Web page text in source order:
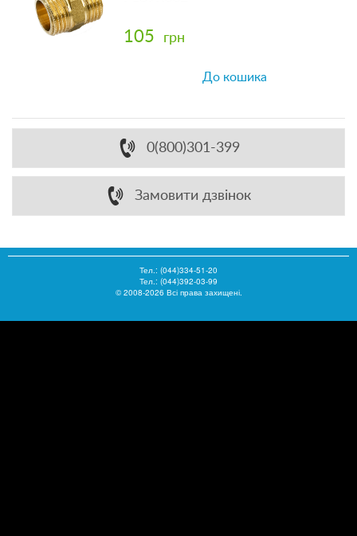
105 грн
До кошика
0(800)301-399
Замовити дзвінок
Тел.: (044)334-51-20
Тел.: (044)392-03-99
© 2008-2026 Всі права захищені.